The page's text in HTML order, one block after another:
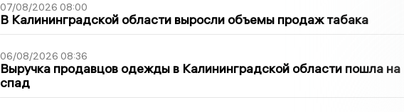
07/08/2026 08:00
В Калининградской области выросли объемы продаж табака
06/08/2026 08:36
Выручка продавцов одежды в Калининградской области пошла на
спад